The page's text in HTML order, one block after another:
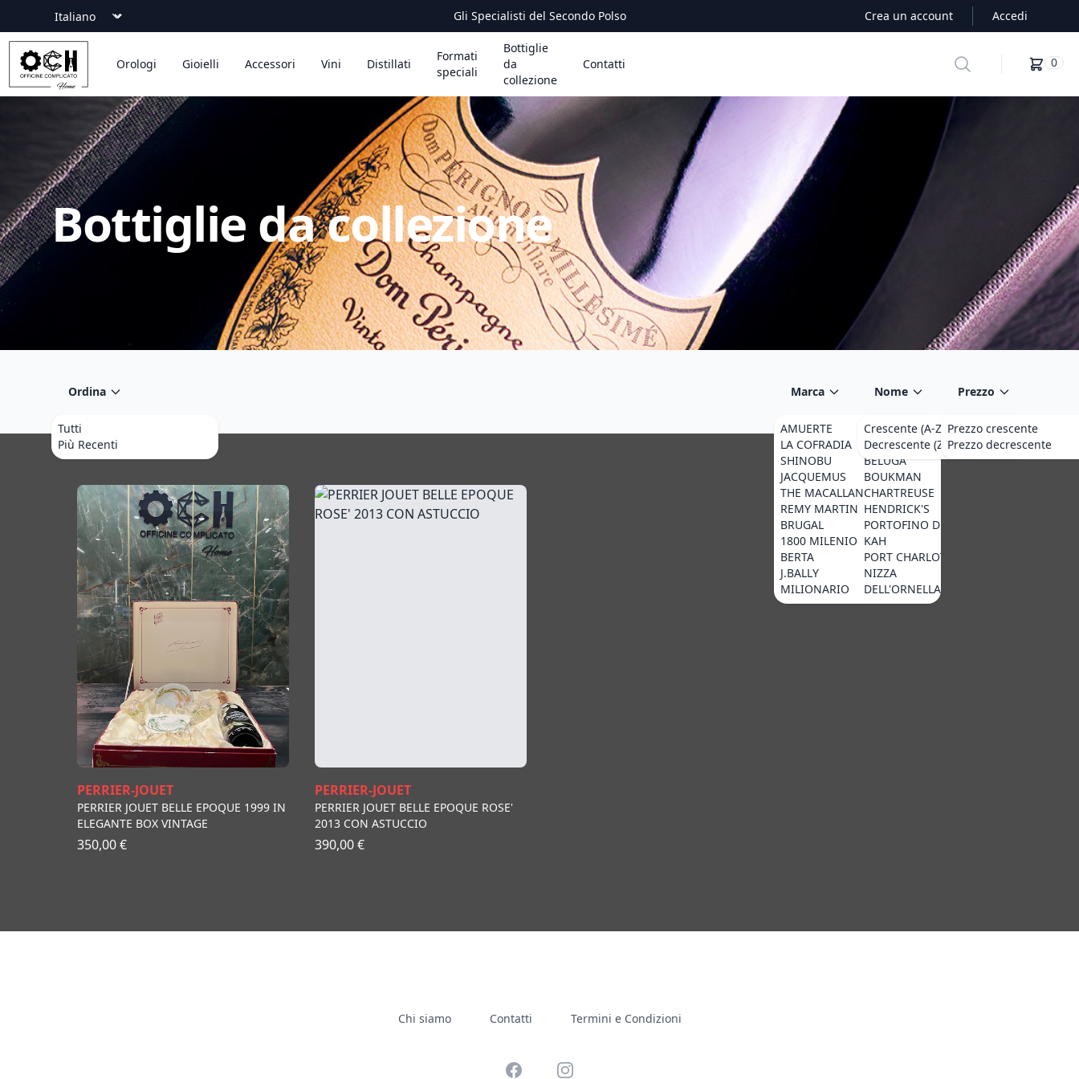
Language Gli Specialisti del Secondo Polso Crea un account Accedi
Officine Complicato
Orologi Gioielli Accessori Vini Distillati
Formati
speciali
Bottiglie
da
collezione
Contatti Search 0
Bottiglie da collezione
Ordina
Tutti
Più Recenti
Marca
AMUERTE
LA COFRADIA
SHINOBU
JACQUEMUS
THE MACALLAN
REMY MARTIN
BRUGAL
1800 MILENIO
BERTA
J.BALLY
MILIONARIO
MILLIONARIO
OCTOMORE
BELUGA
BOUKMAN
CHARTREUSE
HENDRICK'S
PORTOFINO DRY GIN
KAH
PORT CHARLOTTE
NIZZA
DELL'ORNELLAIA
AMARA
J.ROSE
SONG CAI
Nome
Crescente (A-Z)
Decrescente (Z-A)
Prezzo
Prezzo crescente
Prezzo decrescente
PERRIER-JOUET
PERRIER JOUET BELLE EPOQUE 1999 IN
ELEGANTE BOX VINTAGE
350,00 €
PERRIER-JOUET
PERRIER JOUET BELLE EPOQUE ROSE'
2013 CON ASTUCCIO
390,00 €
Chi siamo Contatti Termini e Condizioni
FacebookInstagram